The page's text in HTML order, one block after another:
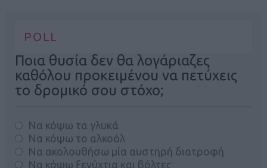
POLL
Ποια θυσία δεν θα λογάριαζες
καθόλου προκειμένου να πετύχεις
το δρομικό σου στόχο;
Να κόψω τα γλυκά
Να κόψω το αλκοόλ
Να ακολουθήσω μία αυστηρή διατροφή
Να κόψω ξενύχτια και βόλτες